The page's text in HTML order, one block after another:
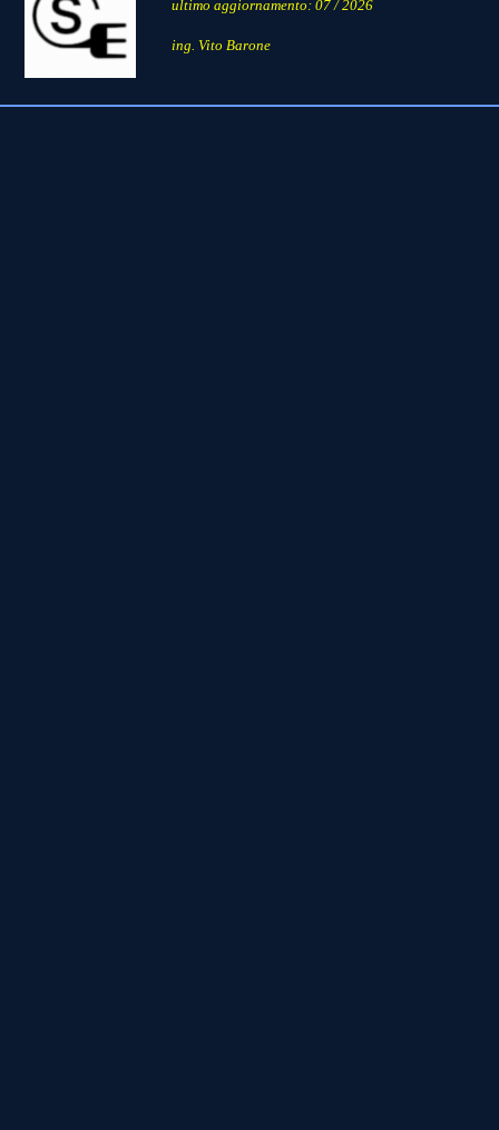
ultimo aggiornamento: 07 / 2026
ing. Vito Barone